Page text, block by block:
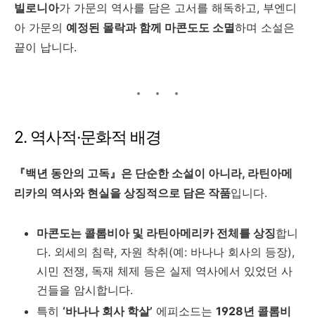
빌로니아가 가문의 역사를 담은 고서를 해독하고, 부엔디
아 가문의 예정된 몰락과 함께 마콘도도 소멸하며 소설은
끝이 납니다.
2. 역사적·문화적 배경
『백년 동안의 고독』은 단순한 소설이 아니라, 라틴아메
리카의 역사와 현실을 상징적으로 담은 작품입니다.
마콘도는 콜롬비아 및 라틴아메리카 전체를 상징합니
다. 외세의 침략, 자원 착취(예: 바나나 회사의 등장),
시민 전쟁, 독재 체제 등은 실제 역사에서 있었던 사
건들을 암시합니다.
특히 ‘바나나 회사 학살’ 에피소드는 1928년 콜롬비